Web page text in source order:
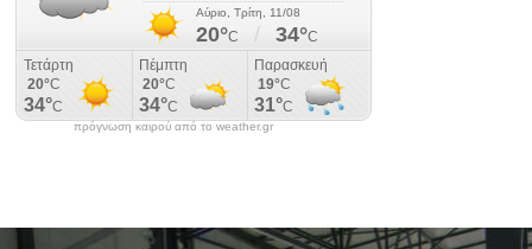
πρόγνωση καιρού από το weather.gr